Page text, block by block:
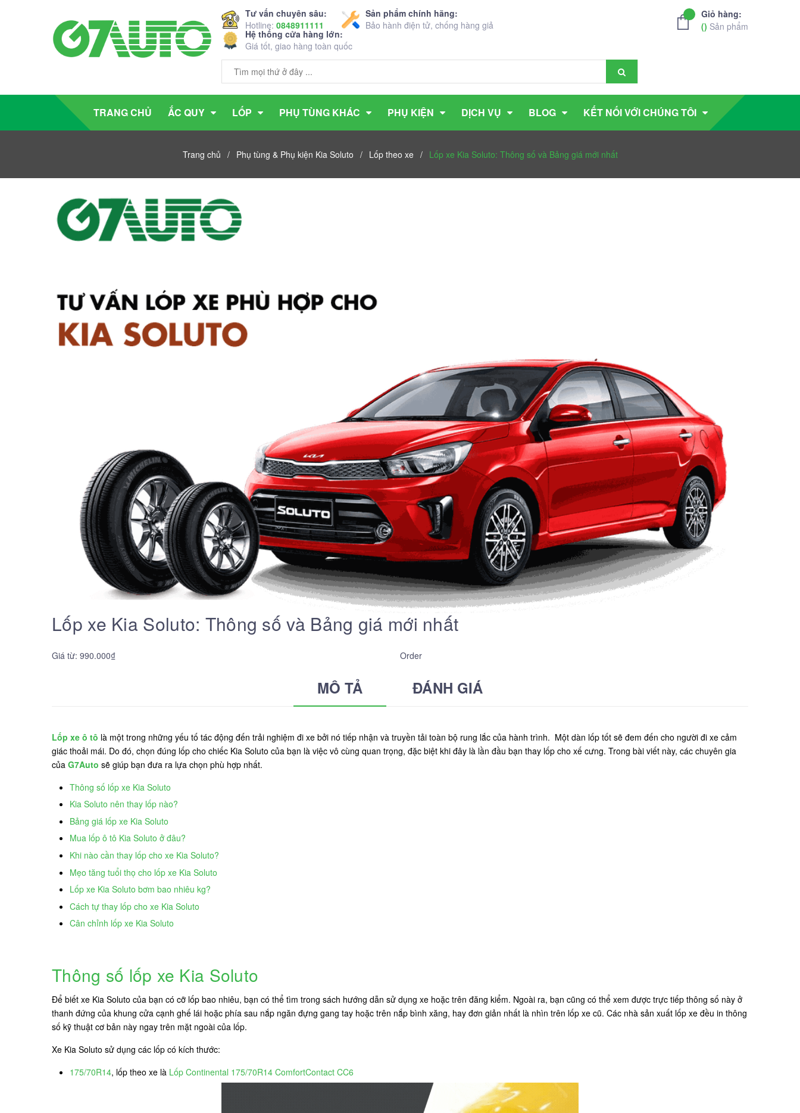
Tư vấn chuyên sâu:
Hotline: 0848911111
Sản phẩm chính hãng:
Bảo hành điện tử, chống hàng giả
Hệ thống cửa hàng lớn:
Giá tốt, giao hàng toàn quốc
Giỏ hàng:
() Sản phẩm
TRANG CHỦ ẮC QUY LỐP PHỤ TÙNG KHÁC PHỤ KIỆN DỊCH VỤ BLOG KẾT NỐI VỚI CHÚNG TÔI
Trang chủ / Phụ tùng & Phụ kiện Kia Soluto / Lốp theo xe / Lốp xe Kia Soluto: Thông số và Bảng giá mới nhất
Lốp xe Kia Soluto: Thông số và Bảng giá mới nhất
Giá từ: 990.000₫ Order
MÔ TẢ ĐÁNH GIÁ
Lốp xe ô tô là một trong những yếu tố tác động đến trải nghiệm đi xe bởi nó tiếp nhận và truyền tải toàn bộ rung lắc của hành trình. Một dàn lốp tốt sẽ đem đến cho người đi xe cảm
giác thoải mái. Do đó, chọn đúng lốp cho chiếc Kia Soluto của bạn là việc vô cùng quan trọng, đặc biệt khi đây là lần đầu bạn thay lốp cho xế cưng. Trong bài viết này, các chuyên gia
của G7Auto sẽ giúp bạn đưa ra lựa chọn phù hợp nhất.
Thông số lốp xe Kia Soluto
Kia Soluto nên thay lốp nào?
Bảng giá lốp xe Kia Soluto
Mua lốp ô tô Kia Soluto ở đâu?
Khi nào cần thay lốp cho xe Kia Soluto?
Mẹo tăng tuổi thọ cho lốp xe Kia Soluto
Lốp xe Kia Soluto bơm bao nhiêu kg?
Cách tự thay lốp cho xe Kia Soluto
Cân chỉnh lốp xe Kia Soluto
Thông số lốp xe Kia Soluto
Để biết xe Kia Soluto của bạn có cỡ lốp bao nhiêu, bạn có thể tìm trong sách hướng dẫn sử dụng xe hoặc trên đăng kiểm. Ngoài ra, bạn cũng có thể xem được trực tiếp thông số này ở
thanh đứng của khung cửa cạnh ghế lái hoặc phía sau nắp ngăn đựng gang tay hoặc trên nắp bình xăng, hay đơn giản nhất là nhìn trên lốp xe cũ. Các nhà sản xuất lốp xe đều in thông
số kỹ thuật cơ bản này ngay trên mặt ngoài của lốp.
Xe Kia Soluto sử dụng các lốp có kích thước:
175/70R14, lốp theo xe là Lốp Continental 175/70R14 ComfortContact CC6